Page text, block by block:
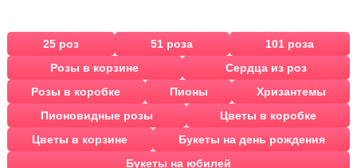
25 роз 51 роза
101 роза
Розы в корзине
Сердца из роз
Розы в коробке
Пионы
Хризантемы
Пионовидные розы
Цветы в коробке
Цветы в корзине
Букеты на день рождения
Букеты на юбилей